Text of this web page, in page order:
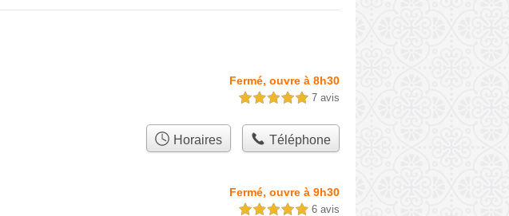
Fermé, ouvre à 8h30
5,0 étoiles sur 5 7 avis
Horaires Téléphone
Fermé, ouvre à 9h30
5,0 étoiles sur 5 6 avis